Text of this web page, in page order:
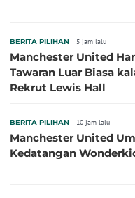
BERITA PILIHAN 5 jam lalu
Manchester United
Tawaran Luar Biasa
Rekrut Lewis Hall
BERITA PILIHAN 10 jam lalu
Manchester United
Kedatangan